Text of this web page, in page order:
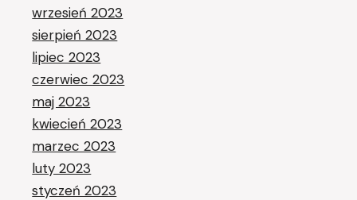
wrzesień 2023
sierpień 2023
lipiec 2023
czerwiec 2023
maj 2023
kwiecień 2023
marzec 2023
luty 2023
styczeń 2023